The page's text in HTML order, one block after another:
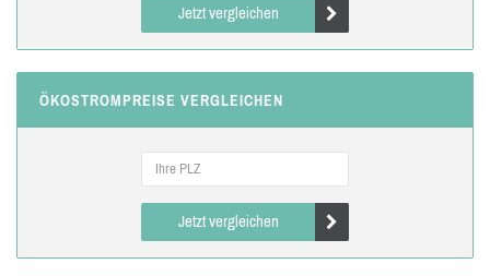
Jetzt vergleichen
ÖKOSTROMPREISE VERGLEICHEN
Jetzt vergleichen